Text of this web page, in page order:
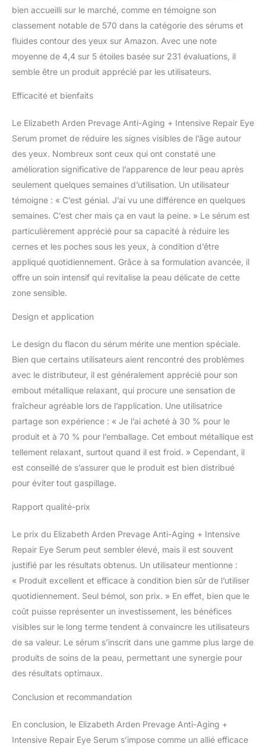
bien accueilli sur le marché, comme en témoigne son
classement notable de 570 dans la catégorie des sérums et
fluides contour des yeux sur Amazon. Avec une note
moyenne de 4,4 sur 5 étoiles basée sur 231 évaluations, il
semble être un produit apprécié par les utilisateurs.
Efficacité et bienfaits
Le Elizabeth Arden Prevage Anti-Aging + Intensive Repair Eye
Serum promet de réduire les signes visibles de l’âge autour
des yeux. Nombreux sont ceux qui ont constaté une
amélioration significative de l’apparence de leur peau après
seulement quelques semaines d’utilisation. Un utilisateur
témoigne : « C’est génial. J’ai vu une différence en quelques
semaines. C’est cher mais ça en vaut la peine. » Le sérum est
particulièrement apprécié pour sa capacité à réduire les
cernes et les poches sous les yeux, à condition d’être
appliqué quotidiennement. Grâce à sa formulation avancée, il
offre un soin intensif qui revitalise la peau délicate de cette
zone sensible.
Design et application
Le design du flacon du sérum mérite une mention spéciale.
Bien que certains utilisateurs aient rencontré des problèmes
avec le distributeur, il est généralement apprécié pour son
embout métallique relaxant, qui procure une sensation de
fraîcheur agréable lors de l’application. Une utilisatrice
partage son expérience : « Je l’ai acheté à 30 % pour le
produit et à 70 % pour l’emballage. Cet embout métallique est
tellement relaxant, surtout quand il est froid. » Cependant, il
est conseillé de s’assurer que le produit est bien distribué
pour éviter tout gaspillage.
Rapport qualité-prix
Le prix du Elizabeth Arden Prevage Anti-Aging + Intensive
Repair Eye Serum peut sembler élevé, mais il est souvent
justifié par les résultats obtenus. Un utilisateur mentionne :
« Produit excellent et efficace à condition bien sûr de l’utiliser
quotidiennement. Seul bémol, son prix. » En effet, bien que le
coût puisse représenter un investissement, les bénéfices
visibles sur le long terme tendent à convaincre les utilisateurs
de sa valeur. Le sérum s’inscrit dans une gamme plus large de
produits de soins de la peau, permettant une synergie pour
des résultats optimaux.
Conclusion et recommandation
En conclusion, le Elizabeth Arden Prevage Anti-Aging +
Intensive Repair Eye Serum s’impose comme un allié efficace